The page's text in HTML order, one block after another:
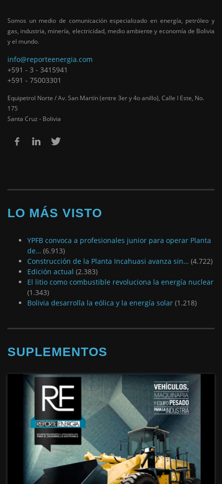
Somos un medio de comunicación especializado en energía, petróleo y
gas, industria, minería, electricidad, medio ambiente y economía de Bolivia
y el mundo.
info@reporteenergia.com
+591 - 3 - 3415941
+591 - 75003301
Equipetrol Norte / Av. San Martín (entre 3er y 4o anillo), Calle I Este, No.
175
Santa Cruz - Bolivia
LO MÁS VISTO
YPFB convoca a profesionales junior para operar Planta
de… (6.913)
Construcción de la Planta Incahuasi avanza sin… (4.722)
Edición actual (2.383)
El litio como combustible revoluciona la energía nuclear
(1.343)
Bolivia desarrolla la eólica y la energía solar (1.218)
SUPLEMENTOS